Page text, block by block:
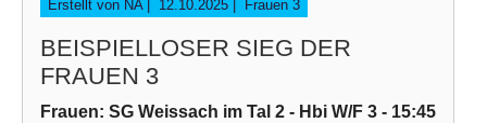
Erstellt von NA | 12.10.2025 Frauen 3
BEISPIELLOSER SIEG DER
FRAUEN 3
Frauen: SG Weissach im Tal 2 - Hbi W/F 3 - 15:45